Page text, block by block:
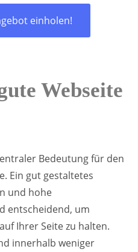
einholen!
Webseite
Bedeutung für den
Ein gut gestaltetes
und hohe
entscheidend, um
Ihrer Seite zu halten.
innerhalb weniger